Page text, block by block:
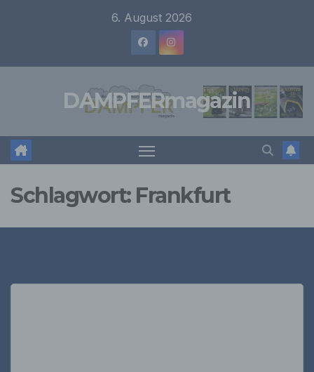
6. August 2026
DAMPFERmagazin
Schlagwort: Frankfurt